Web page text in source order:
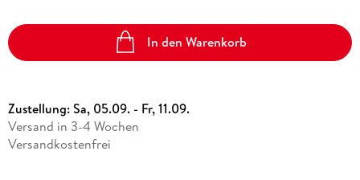
In den Warenkorb
Zustellung:Sa, 05.09. - Fr, 11.09.
Versand in 3-4 Wochen
Versandkostenfrei